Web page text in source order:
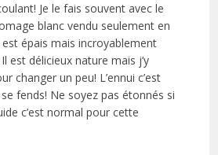
Je le fais souvent avec le
blanc vendu seulement en
épais mais incroyablement
est délicieux nature mais j’y
changer un peu! L’ennui c’est
fends! Ne soyez pas étonnés si
c’est normal pour cette